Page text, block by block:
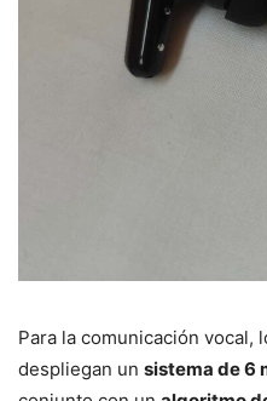
Para la comunicación vocal,
despliegan un sistema de 6